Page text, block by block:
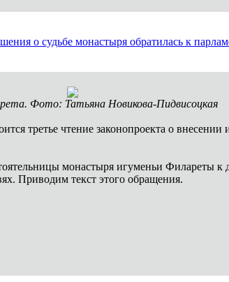
о судьбе монастыря обратилась к
Фото: Татьяна Новикова-Пидвисоцкая
третье чтение законопроекта о
монастыря игуменьи Филареты к
Приводим текст этого обращения.